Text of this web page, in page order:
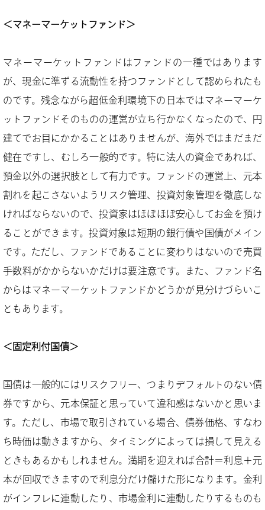
＜マネーマーケットファンド＞
マネーマーケットファンドはファンドの一種ではあります
が、現金に準ずる流動性を持つファンドとして認められたも
のです。残念ながら超低金利環境下の日本ではマネーマーケ
ットファンドそのものの運営が立ち行かなくなったので、円
建てでお目にかかることはありませんが、海外ではまだまだ
健在ですし、むしろ一般的です。特に法人の資金であれば、
預金以外の選択肢として有力です。ファンドの運営上、元本
割れを起こさないようリスク管理、投資対象管理を徹底しな
ければならないので、投資家はほぼほぼ安心してお金を預け
ることができます。投資対象は短期の銀行債や国債がメイン
です。ただし、ファンドであることに変わりはないので売買
手数料がかからないかだけは要注意です。また、ファンド名
からはマネーマーケットファンドかどうかが見分けづらいこ
ともあります。
＜固定利付国債＞
国債は一般的にはリスクフリー、つまりデフォルトのない債
券ですから、元本保証と思っていて違和感はないかと思いま
す。ただし、市場で取引されている場合、債券価格、すなわ
ち時価は動きますから、タイミングによっては損して見える
ときもあるかもしれません。満期を迎えれば合計＝利息＋元
本が回収できますので利息分だけ儲けた形になります。金利
がインフレに連動したり、市場金利に連動したりするものも